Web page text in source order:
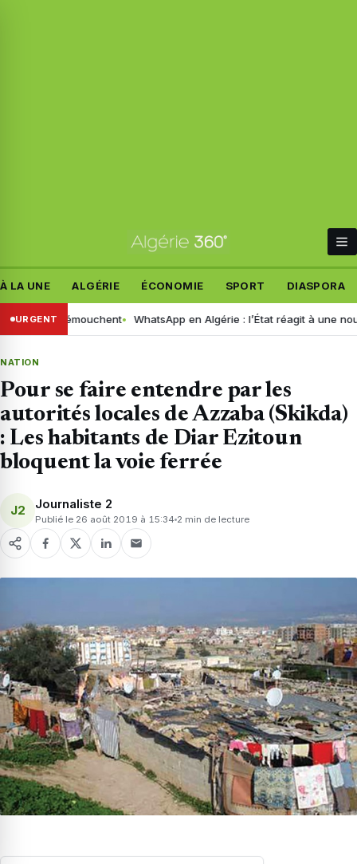
À LA UNE ALGÉRIE ÉCONOMIE SPORT DIASPORA
URGENT
Témouchent WhatsApp en Algérie : l’État réagit à une nouvelle
NATION
Pour se faire entendre par les
autorités locales de Azzaba (Skikda)
: Les habitants de Diar Ezitoun
bloquent la voie ferrée
J2 Journaliste 2
Publié le 26 août 2019 à 15:34 2 min de lecture